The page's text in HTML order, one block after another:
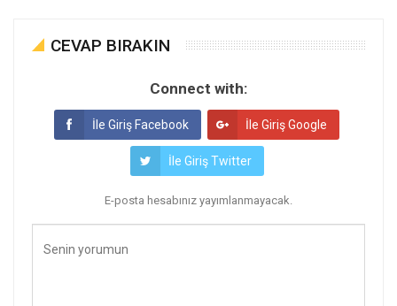
CEVAP BIRAKIN
Connect with:
İle Giriş Facebook İle Giriş Google
İle Giriş Twitter
E-posta hesabınız yayımlanmayacak.